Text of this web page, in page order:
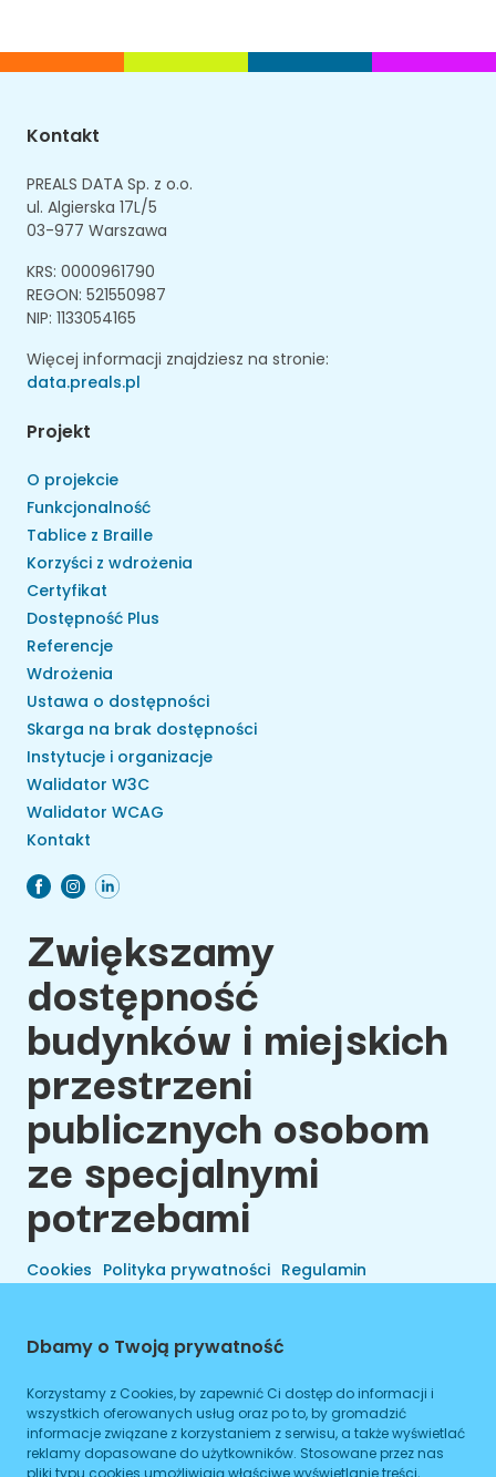
Kontakt
PREALS DATA Sp. z o.o.
ul. Algierska 17L/5
03-977 Warszawa
KRS: 0000961790
REGON: 521550987
NIP: 1133054165
Więcej informacji znajdziesz na stronie:
data.preals.pl
Projekt
O projekcie
Funkcjonalność
Tablice z Braille
Korzyści z wdrożenia
Certyfikat
Dostępność Plus
Referencje
Wdrożenia
Ustawa o dostępności
Skarga na brak dostępności
Instytucje i organizacje
Walidator W3C
Walidator WCAG
Kontakt
Zwiększamy
dostępność
budynków i miejskich
przestrzeni
publicznych osobom
ze specjalnymi
potrzebami
Cookies Polityka prywatności Regulamin
Dbamy o Twoją prywatność
Korzystamy z Cookies, by zapewnić Ci dostęp do informacji i
wszystkich oferowanych usług oraz po to, by gromadzić
informacje związane z korzystaniem z serwisu, a także wyświetlać
reklamy dopasowane do użytkowników. Stosowane przez nas
pliki typu cookies umożliwiają właściwe wyświetlanie treści,